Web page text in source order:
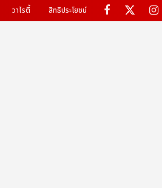
วาไรตี้ สิทธิประโยชน์